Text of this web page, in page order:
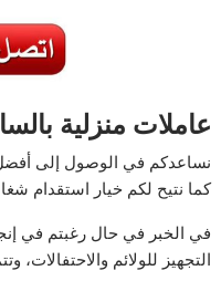
عاملات منزلية
نساعدكم في الوصول إلى أفضل
كما نتيح لكم خيار استقدام
في الخبر في حال رغبتم في
التجهيز للولائم والاحتفالات،